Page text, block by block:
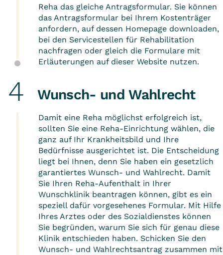
Reha das gleiche Antragsformular. Sie können
das Antragsformular bei Ihrem Kostenträger
anfordern, auf dessen Homepage downloaden,
bei den Servicestellen für Rehabilitation
nachfragen oder gleich die Formulare mit
Erläuterungen auf dieser Website nutzen.
Wunsch- und Wahlrecht
Damit eine Reha möglichst erfolgreich ist,
sollten Sie eine Reha-Einrichtung wählen, die
ganz auf Ihr Krankheitsbild und Ihre
Bedürfnisse ausgerichtet ist. Die Entscheidung
liegt bei Ihnen, denn Sie haben ein gesetzlich
garantiertes Wunsch- und Wahlrecht. Damit
Sie Ihren Reha-Aufenthalt in Ihrer
Wunschklinik beantragen können, gibt es ein
speziell dafür vorgesehenes Formular. Mit Hilfe
Ihres Arztes oder des Sozialdienstes können
Sie begründen, warum Sie sich für genau diese
Klinik entschieden haben. Schicken Sie den
Wunsch- und Wahlrechtsantrag zusammen mit